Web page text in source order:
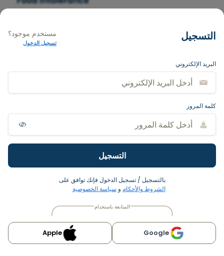
التسجيل مستخدم موجود؟
تسجيل الدخول
البريد الإلكتروني
كلمة المرور
التسجيل
بالتسجيل / تسجيل الدخول فإنك توافق على
الشروط والأحكام و سياسة الخصوصية
المتابعة باستخدام
Google
Apple